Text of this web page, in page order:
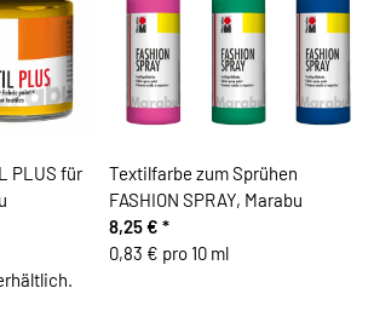
PLUS für
Textilfarbe zum Sprühen
FASHION SPRAY, Marabu
8,25 € *
0,83 € pro 10 ml